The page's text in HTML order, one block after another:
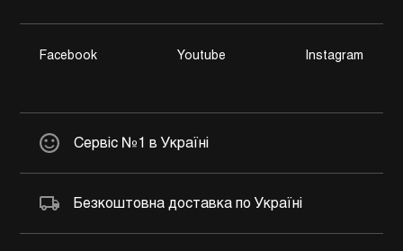
Facebook Youtube Instagram
Сервіс №1 в Україні
Безкоштовна доставка по Україні